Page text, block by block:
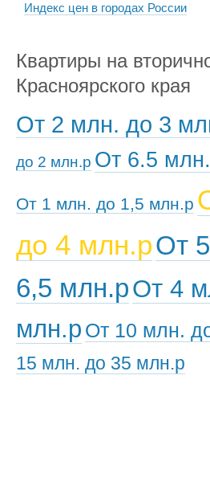
Индекс цен в городах России
Квартиры на
Красноярского края
От 2 млн. до 3
до 2 млн.р От 6.5
От 1 млн. до 1,5 млн.р
до 4 млн.рОт
6,5 млн.рОт 4
млн.р От 10 млн.
15 млн. до 35 млн.р